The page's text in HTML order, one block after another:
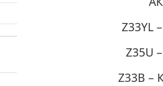
Z33YL
Z35U
Z33B –